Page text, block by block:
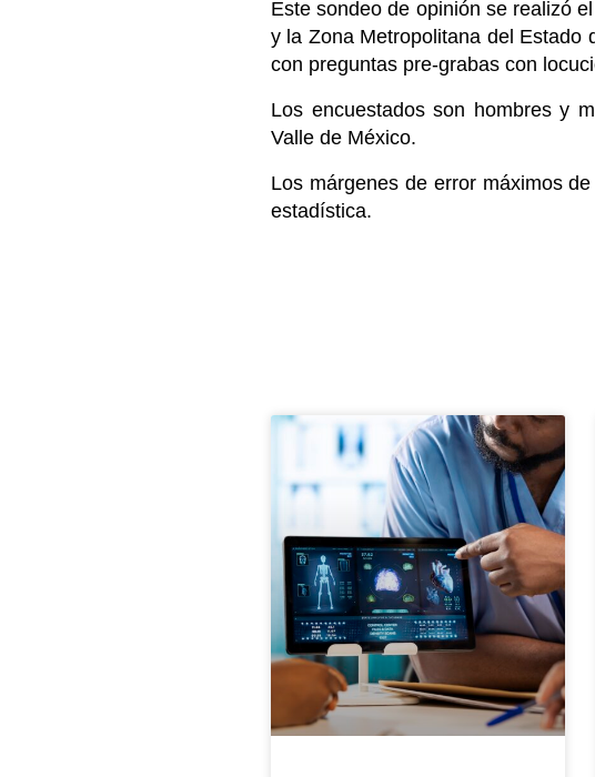
Este sondeo de opinión se realizó
y la Zona Metropolitana del Estado
con preguntas pre-grabas con
Los encuestados son hombres y
Valle de México.
Los márgenes de error máximos
estadística.